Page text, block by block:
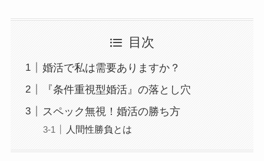
目次
婚活で私は需要ありますか？
『条件重視型婚活』の落とし穴
スペック無視！婚活の勝ち方
人間性勝負とは